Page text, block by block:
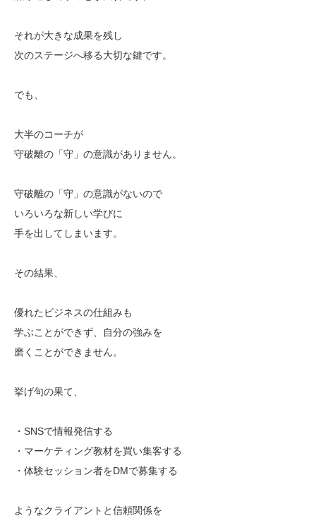
それが大きな成果を残し
次のステージへ移る大切な鍵です。
でも、
大半のコーチが
守破離の「守」の意識がありません。
守破離の「守」の意識がないので
いろいろな新しい学びに
手を出してしまいます。
その結果、
優れたビジネスの仕組みも
学ぶことができず、自分の強みを
磨くことができません。
挙げ句の果て、
・SNSで情報発信する
・マーケティング教材を買い集客する
・体験セッション者をDMで募集する
ようなクライアントと信頼関係を